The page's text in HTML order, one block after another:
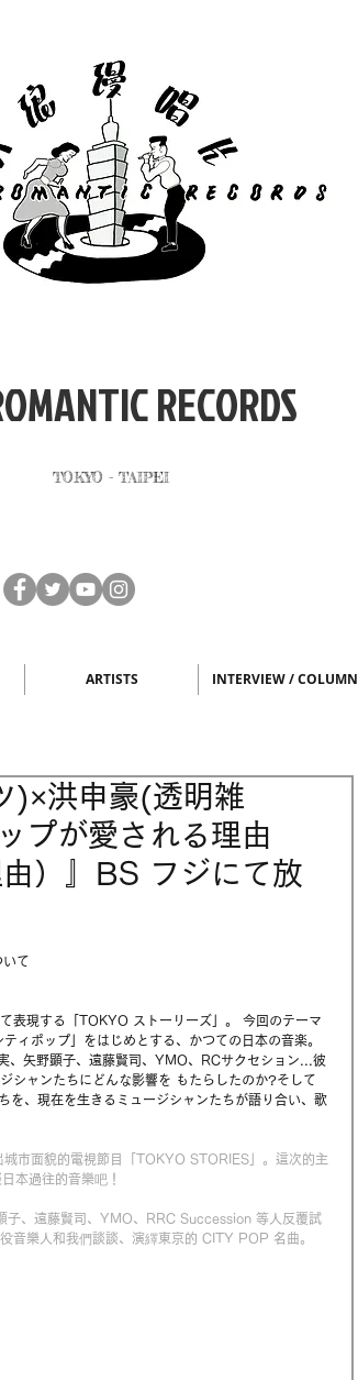
RECORDS
TOKYO - TAIPEI
ARTISTS INTERVIEW / COLUMN
)×洪申豪(透明雑
プが愛される理由
）』BS フジにて放
て
表現する「TOKYO ストーリーズ」。 今回のテーマ
ィポップ」をはじめとする、かつての日本の音楽。
、矢野顕子、遠藤賢司、YMO、RCサクセション...彼
シャンたちにどんな影響を もたらしたのか?そして
、現在を生きるミュージシャンたちが語り合い、歌
市面貌的電視節目「TOKYO STORIES」。這次的主
本過往的音樂吧！
、遠藤賢司、YMO、RRC Succession 等人反覆試
音樂人和我們談談、演繹東京的 CITY POP 名曲。